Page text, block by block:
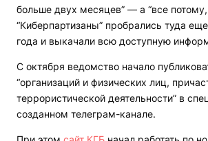
больше двух месяцев” — а “все потому,
“Киберпартизаны” пробрались туда
года и выкачали всю доступную
С октября ведомство начало
“организаций и физических лиц,
террористической деятельности” в
созданном телеграм-канале.